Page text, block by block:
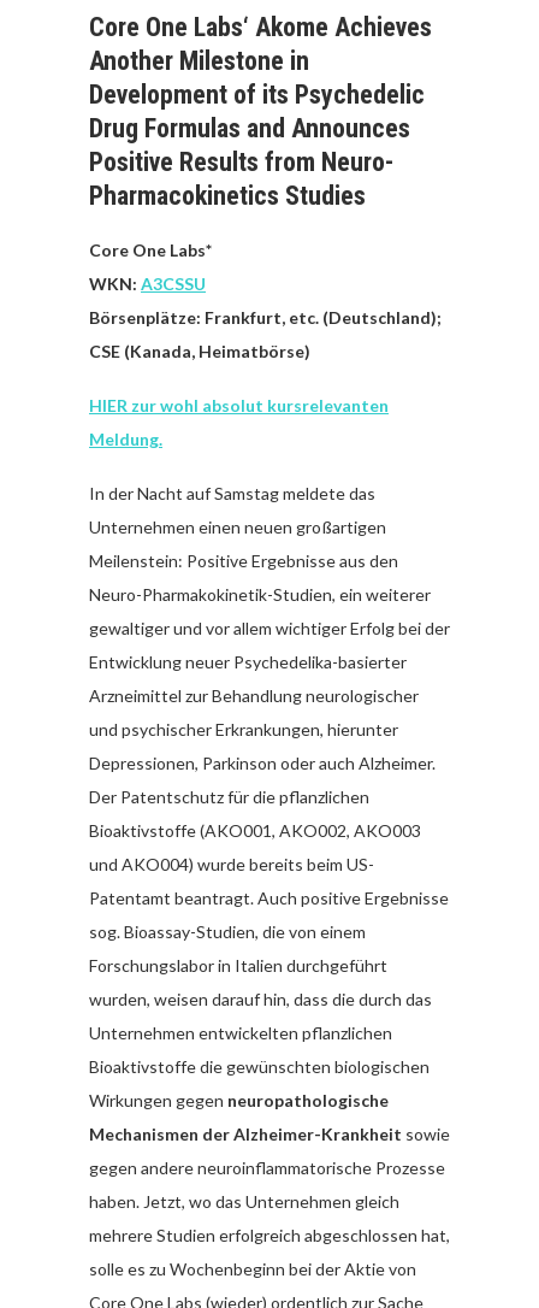
Core One Labs‘ Akome Achieves
Another Milestone in
Development of its Psychedelic
Drug Formulas and Announces
Positive Results from Neuro-
Pharmacokinetics Studies
Core One Labs*
WKN: A3CSSU
Börsenplätze: Frankfurt, etc. (Deutschland);
CSE (Kanada, Heimatbörse)
HIER zur wohl absolut kursrelevanten
Meldung.
In der Nacht auf Samstag meldete das
Unternehmen einen neuen großartigen
Meilenstein: Positive Ergebnisse aus den
Neuro-Pharmakokinetik-Studien, ein weiterer
gewaltiger und vor allem wichtiger Erfolg bei der
Entwicklung neuer Psychedelika-basierter
Arzneimittel zur Behandlung neurologischer
und psychischer Erkrankungen, hierunter
Depressionen, Parkinson oder auch Alzheimer.
Der Patentschutz für die pflanzlichen
Bioaktivstoffe (AKO001, AKO002, AKO003
und AKO004) wurde bereits beim US-
Patentamt beantragt. Auch positive Ergebnisse
sog. Bioassay-Studien, die von einem
Forschungslabor in Italien durchgeführt
wurden, weisen darauf hin, dass die durch das
Unternehmen entwickelten pflanzlichen
Bioaktivstoffe die gewünschten biologischen
Wirkungen gegen neuropathologische
Mechanismen der Alzheimer-Krankheit sowie
gegen andere neuroinflammatorische Prozesse
haben. Jetzt, wo das Unternehmen gleich
mehrere Studien erfolgreich abgeschlossen hat,
solle es zu Wochenbeginn bei der Aktie von
Core One Labs (wieder) ordentlich zur Sache